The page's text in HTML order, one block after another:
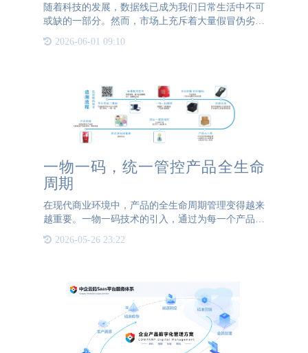
随着科技的发展，数据线已成为我们日常生活中不可
或缺的一部分。然而，市场上充斥着大量假冒伪劣的
患。为了有效打击假冒伪劣产品，一物一码二维码技
2026-06-01 09:10
一物一码，统一管控产品全生命
周期
在现代商业环境中，产品的全生命周期管理变得越来
越重要。一物一码技术的引入，通过为每一个产品赋
予唯一的身份标识，企业可以实现对产品从生产、流
通到消费的全流程追踪和管理，从而提高运营效率，
2026-05-26 23:22